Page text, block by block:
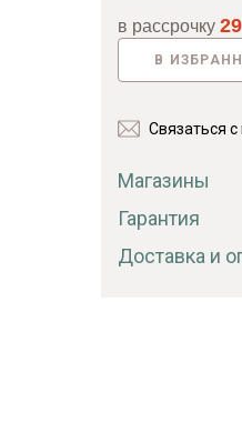
в рассрочку
В
Связаться
Магазины
Гарантия
Доставка и